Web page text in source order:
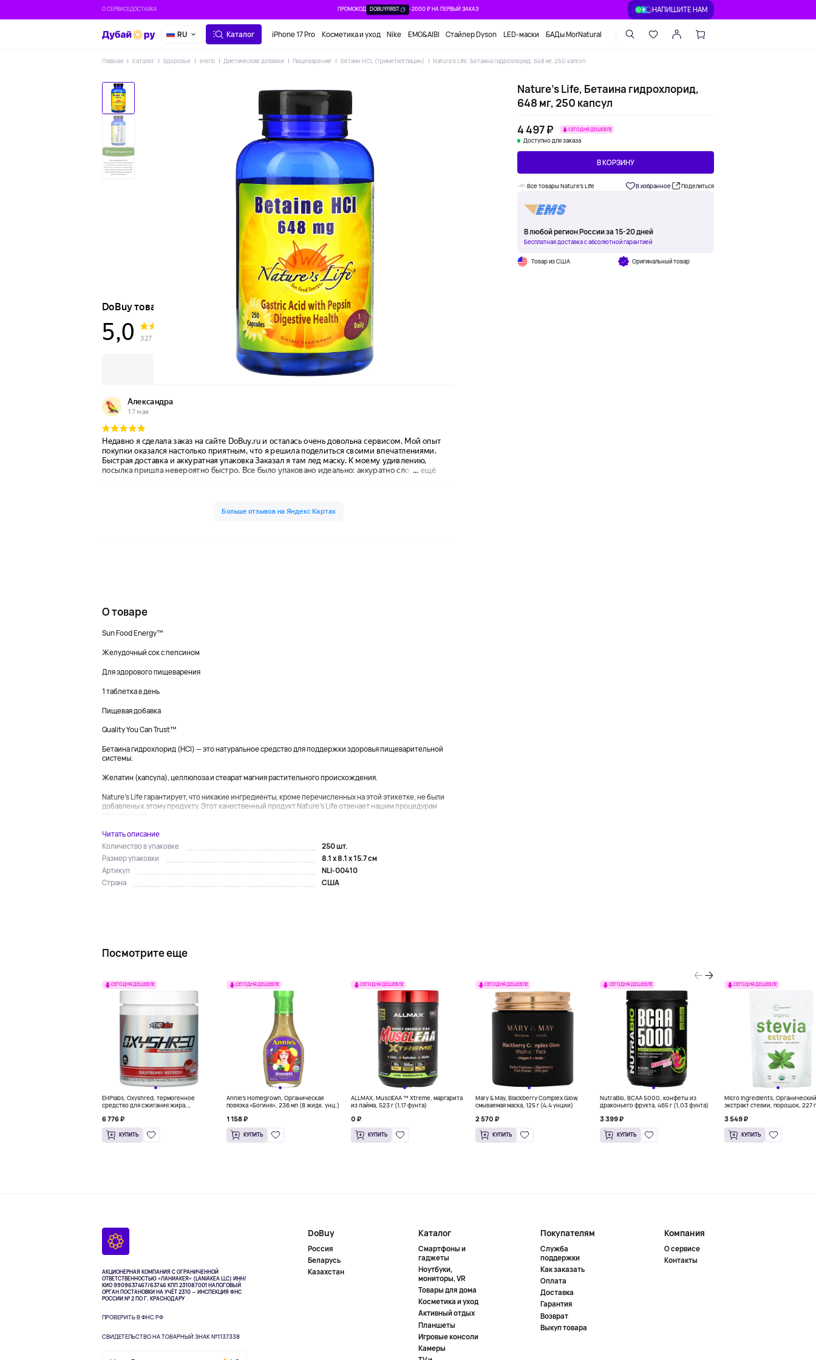
О СЕРВИСЕДОСТАВКА ПРОМОКОД DOBUYFIRST -2000 ₽ НА ПЕРВЫЙ ЗАКАЗ НАПИШИТЕ НАМ
RU Каталог iPhone 17 Pro Косметика и уход Nike EMO&AIBI Стайлер Dyson LED-маски БАДы MorNatural
Главная Каталог Здоровье IHerb Диетические добавки Пищеварение Бетаин HCL (триметилглицин) Nature's Life, Бетаина гидрохлорид, 648 мг, 250 капсул
Nature's Life, Бетаина гидрохлорид,
648 мг, 250 капсул
4 497 ₽
СЕГОДНЯ ДЕШЕВЛЕ
Доступно для заказа
В КОРЗИНУ
Все товары Nature's Life В избранное Поделиться
В любой регион России за 15-20 дней
Бесплатная доставка с абсолютной гарантией
Товар из США Оригинальный товар
О товаре
Sun Food Energy™
Желудочный сок с пепсином
Для здорового пищеварения
1 таблетка в день
Пищевая добавка
Quality You Can Trust™
Бетаина гидрохлорид (HCl) — это натуральное средство для поддержки здоровья пищеварительной
системы.
Желатин (капсула), целлюлоза и стеарат магния растительного происхождения.
Nature's Life гарантирует, что никакие ингредиенты, кроме перечисленных на этой этикетке, не были
добавлены к этому продукту. Этот качественный продукт Nature's Life отвечает нашим процедурам
обеспечения...
Читать описание
Количество в упаковке
250 шт.
Размер упаковки
8.1 x 8.1 x 15.7 см
Артикул
NLI-00410
Страна
США
Посмотрите еще
СЕГОДНЯ ДЕШЕВЛЕ
EHPlabs, Oxyshred, термогенное
средство для сжигания жира,
унции)
6 776 ₽
КУПИТЬ
СЕГОДНЯ ДЕШЕВЛЕ
Annie's Homegrown, Органическая
повязка «Богиня», 236 мл (8 жидк. унц.)
1 158 ₽
КУПИТЬ
СЕГОДНЯ ДЕШЕВЛЕ
ALLMAX, MusclEAA ™ Xtreme, маргарита
из лайма, 523 г (1,17 фунта)
0 ₽
КУПИТЬ
СЕГОДНЯ ДЕШЕВЛЕ
Mary & May, Blackberry Complex Glow,
смываемая маска, 125 г (4,4 унции)
2 570 ₽
КУПИТЬ
СЕГОДНЯ ДЕШЕВЛЕ
NutraBio, BCAA 5000, конфеты из
драконьего фрукта, 465 г (1,03 фунта)
3 399 ₽
КУПИТЬ
СЕГОДНЯ ДЕШЕВЛЕ
Micro Ingredients, Органический
экстракт стевии, порошок, 227
3 549 ₽
КУПИТЬ
АКЦИОНЕРНАЯ КОМПАНИЯ С ОГРАНИЧЕННОЙ
ОТВЕТСТВЕННОСТЬЮ «ЛАНИАКЕЯ» (LANIAKEA LLC) ИНН/
КИО 9909637467/63746 КПП 231087001НАЛОГОВЫЙ
ОРГАН ПОСТАНОВКИ НА УЧЁТ 2310 — ИНСПЕКЦИЯ ФНС
РОССИИ № 2 ПО Г. КРАСНОДАРУ
ПРОВЕРИТЬ В ФНС РФ
СВИДЕТЕЛЬСТВО НА ТОВАРНЫЙ ЗНАК №1137338
DoBuy
Россия
Беларусь
Казахстан
Каталог
Смартфоны и
гаджеты
Ноутбуки,
мониторы, VR
Товары для дома
Косметика и уход
Активный отдых
Планшеты
Игровые консоли
Камеры
Покупателям
Служба
поддержки
Как заказать
Оплата
Доставка
Гарантия
Возврат
Выкуп товара
Компания
О сервисе
Контакты